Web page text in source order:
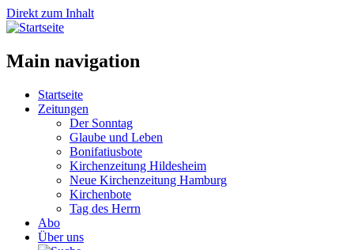
Direkt zum Inhalt
Main navigation
Startseite
Zeitungen
Der Sonntag
Glaube und Leben
Bonifatiusbote
Kirchenzeitung Hildesheim
Neue Kirchenzeitung Hamburg
Kirchenbote
Tag des Herrn
Abo
Über uns